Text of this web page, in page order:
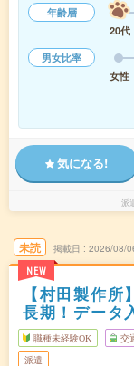
年齢層
20代
男女比率
女性
気になる!
派
未読
NEW
掲載日 2026/08/
【村田製作
長期！データ
職種未経験OK 交
派遣